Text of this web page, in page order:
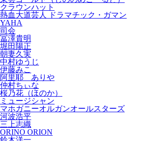
クラウンハット
熱血大道芸人 ドラマチック・ガマン
YAHA
司会
冨澤貴明
堀田陽正
朝妻久実
中村ゆうじ
伊藤みこ
阿里耶 ありや
仲村ちぃな
桜乃花（ほのか）
ミュージシャン
マホガニーオルガンオールスターズ
河波浩平
三上志織
ORINO ORION